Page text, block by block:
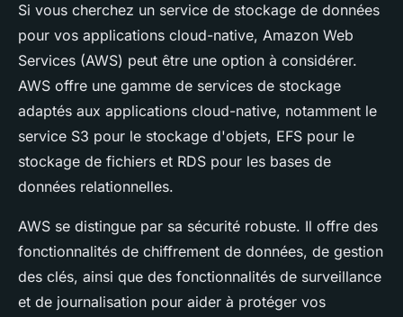
Si vous cherchez un service de stockage de données
pour vos applications cloud-native, Amazon Web
Services (AWS) peut être une option à considérer.
AWS offre une gamme de services de stockage
adaptés aux applications cloud-native, notamment le
service S3 pour le stockage d'objets, EFS pour le
stockage de fichiers et RDS pour les bases de
données relationnelles.
AWS se distingue par sa sécurité robuste. Il offre des
fonctionnalités de chiffrement de données, de gestion
des clés, ainsi que des fonctionnalités de surveillance
et de journalisation pour aider à protéger vos